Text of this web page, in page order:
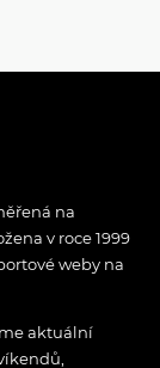
na
v roce 1999
weby na
aktuální